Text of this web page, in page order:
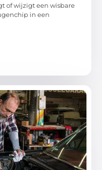
of wijzigt een wisbare
in een